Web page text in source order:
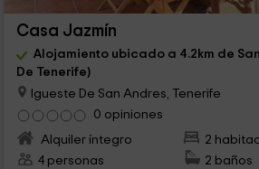
Casa Jazmín
Alojamiento ubicado a 4.2km de
De Tenerife)
Igueste De San Andres, Tenerife
0 opiniones
Alquiler íntegro
2
4 personas
2 baños